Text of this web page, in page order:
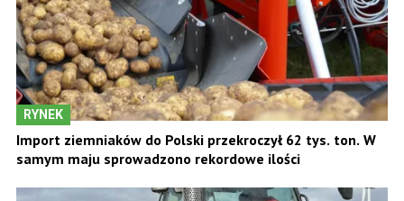
RYNEK
Import ziemniaków do Polski przekroczył 62 tys. ton. W
samym maju sprowadzono rekordowe ilości